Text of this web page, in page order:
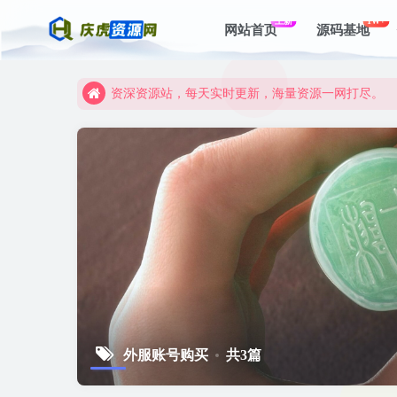
网站首页
上新
源码基地
1W+
资深资源站，每天实时更新，海量资源一网打尽。
资深资源站，每天实时更新，海量资源一网打尽。
外服账号购买 共3篇